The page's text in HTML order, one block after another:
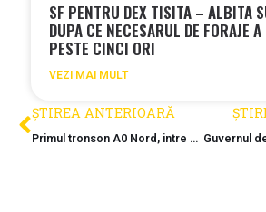
SF PENTRU DEX TISITA – ALBITA
DUPA CE NECESARUL DE FORAJE
PESTE CINCI ORI
VEZI MAI MULT
ȘTIREA ANTERIOARĂ
Primul tronson A0 Nord, intre DN1 si DN1A ar putea fi finalizat cu 6 luni mai devreme